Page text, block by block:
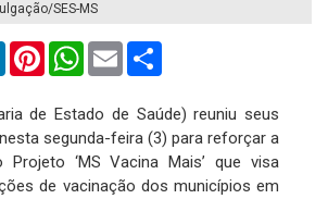
SES-MS
LinkedInPinterestWhatsApp
Email
de Estado de Saúde) reuniu seus
segunda-feira (3) para reforçar a
Projeto ‘MS Vacina Mais’ que visa
de vacinação dos municípios em